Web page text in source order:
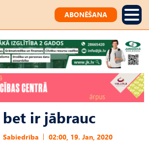
ABONĒŠANA
ir jābrauc
Sabiedrība 02:00, 19. Jan, 2020